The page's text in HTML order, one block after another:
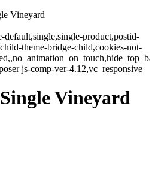
Vineyard
default,single,single-product,postid-
theme-bridge-child,cookies-not-
js-comp-ver-4.12,vc_responsive
Vineyard